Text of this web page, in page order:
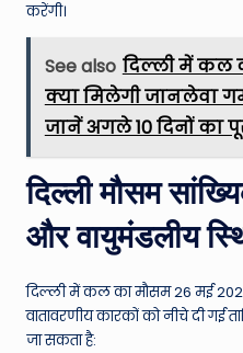
करेंगी।
See also दिल्ली में कल
क्या मिलेगी जानलेवा
जानें अगले 10 दिनों का
दिल्ली मौसम
और वायुमंडलीय
दिल्ली में कल का मौसम 26 मई
वातावरणीय कारकों को नीचे दी
जा सकता है: